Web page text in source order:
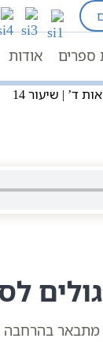
ספרים אודות
עשר
ב | פרק ב’
ד’ | שיעור 14
מתבאר בהרחבה